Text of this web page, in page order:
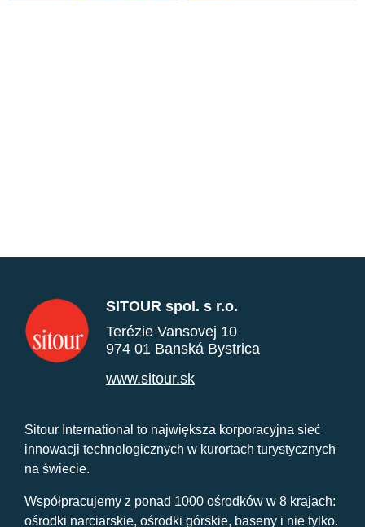
SITOUR spol. s r.o.
Terézie Vansovej 10
974 01 Banská Bystrica
www.sitour.sk
Sitour International to największa korporacyjna sieć
innowacji technologicznych w kurortach turystycznych
na świecie.
Współpracujemy z ponad 1000 ośrodków w 8 krajach:
ośrodki narciarskie, ośrodki górskie, baseny i nie tylko.